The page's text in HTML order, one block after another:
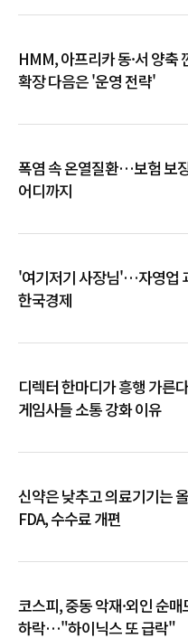
HMM, 아프리카 동·서 양
확장 다음은 '운영 전략'
폭염 속 온열질환…보험 보
어디까지
'여기저기 사장님'…자영업
한국경제
디렉터 한마디가 흥행 가른
게임사들 소통 강화 이유
신약은 낮추고 의료기기는
FDA, 수수료 개편
코스피, 중동 악재·외인 순매
하락…"하이닉스 또 급락"